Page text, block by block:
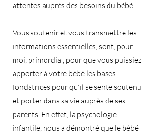
attentes auprès des besoins du bébé.
Vous soutenir et vous transmettre les
informations essentielles, sont, pour
moi, primordial, pour que vous puissiez
apporter à votre bébé les bases
fondatrices pour qu'il se sente soutenu
et porter dans sa vie auprès de ses
parents. En effet, la psychologie
infantile, nous a démontré que le bébé